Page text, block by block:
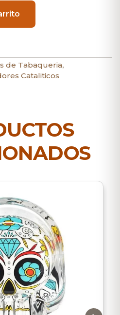
de Tabaqueria,
Cataliticos